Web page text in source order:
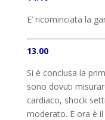
E’ ricominciata la
13.00
Si è conclusa la
sono dovuti
cardiaco, shock
moderato. E ora è